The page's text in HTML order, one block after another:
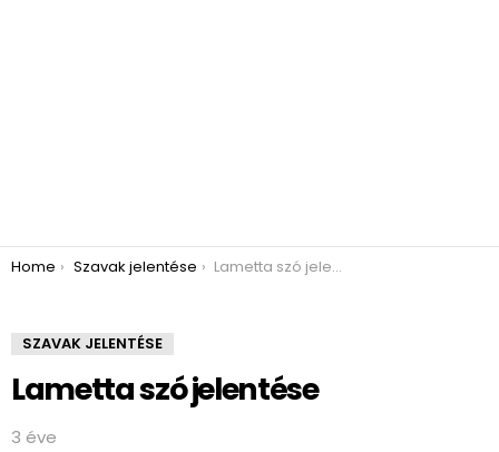
You are here:
Home Szavak jelentése Lametta szó jelentése
SZAVAK JELENTÉSE
Lametta szó jelentése
3 éve